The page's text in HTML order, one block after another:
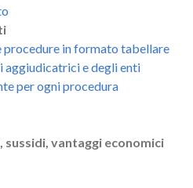
procedure in formato tabellare
e degli enti
per ogni procedura
vantaggi economici